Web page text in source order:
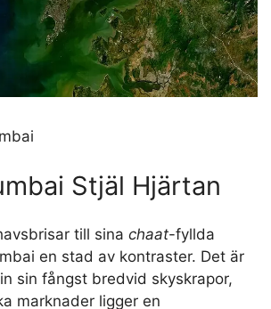
som får dig att känna dig
filmstjärna.